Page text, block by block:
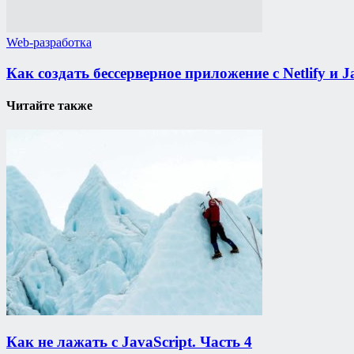
Web-разработка
Как создать бессерверное приложение с Netlify и
Читайте также
Как не лажать с JavaScript. Часть 4